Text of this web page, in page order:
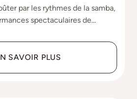
par les rythmes de la samba,
spectaculaires de
impressionnantes de
SAVOIR PLUS